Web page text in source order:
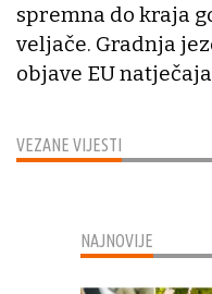
VEZANE VIJESTI
spremna do kraja
veljače. Gradnja
objave EU
NAJNOVIJE